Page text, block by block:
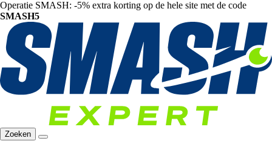
Operatie SMASH: -5% extra korting op de hele site met de code
SMASH5
Zoeken